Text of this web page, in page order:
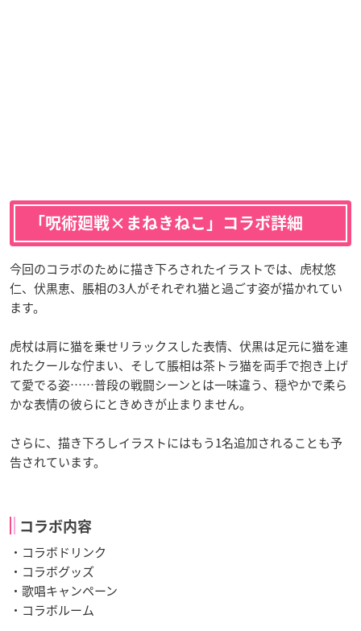
「呪術廻戦×まねきねこ」コラボ詳細
今回のコラボのために描き下ろされたイラストでは、虎杖悠
仁、伏黒恵、脹相の3人がそれぞれ猫と過ごす姿が描かれてい
ます。
虎杖は肩に猫を乗せリラックスした表情、伏黒は足元に猫を連
れたクールな佇まい、そして脹相は茶トラ猫を両手で抱き上げ
て愛でる姿……普段の戦闘シーンとは一味違う、穏やかで柔ら
かな表情の彼らにときめきが止まりません。
さらに、描き下ろしイラストにはもう1名追加されることも予
告されています。
コラボ内容
・コラボドリンク
・コラボグッズ
・歌唱キャンペーン
・コラボルーム